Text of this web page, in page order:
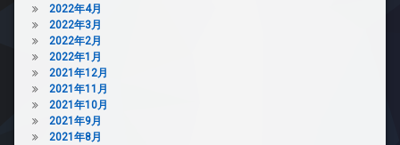
2022年4月
2022年3月
2022年2月
2022年1月
2021年12月
2021年11月
2021年10月
2021年9月
2021年8月